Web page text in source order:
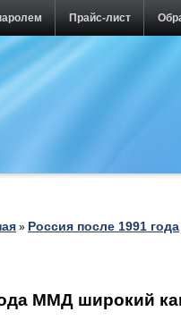
Прайс-лист
» Россия после 1991 года
ММД широкий